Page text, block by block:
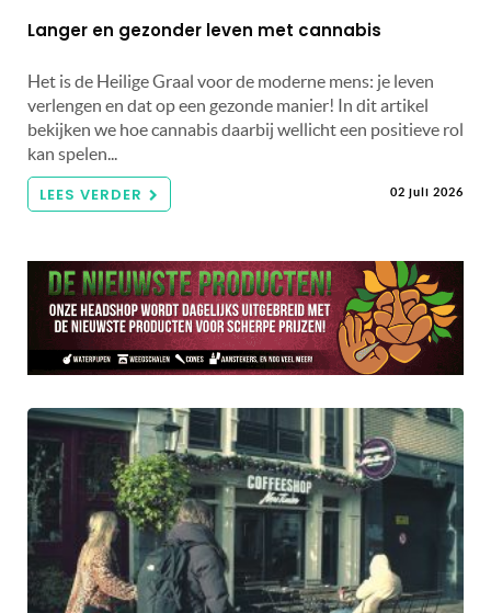
Langer en gezonder leven met cannabis
Het is de Heilige Graal voor de moderne mens: je leven
verlengen en dat op een gezonde manier! In dit artikel
bekijken we hoe cannabis daarbij wellicht een positieve rol
kan spelen...
LEES VERDER 02 juli 2026